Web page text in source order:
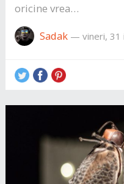
oricine vrea…
Sadak— vineri, 31